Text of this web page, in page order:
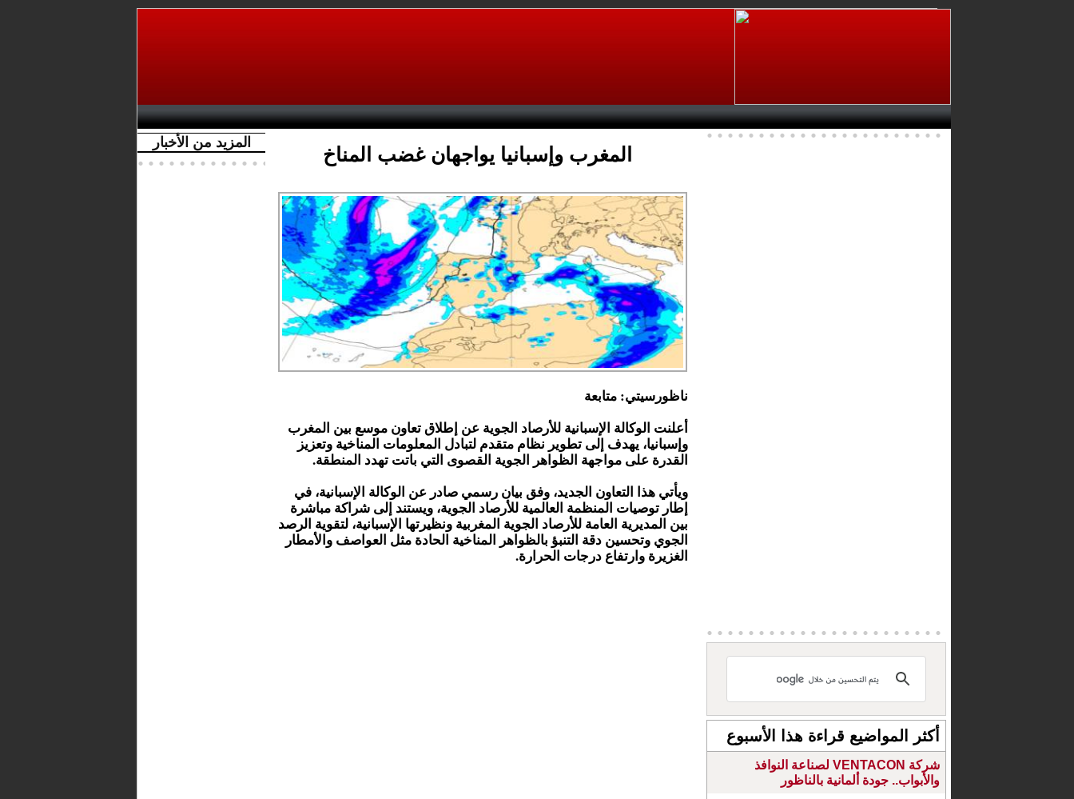
المزيد من الأخبار
المغرب وإسبانيا يواجهان غضب المناخ
ناظورسيتي: متابعة
أعلنت الوكالة الإسبانية للأرصاد الجوية عن إطلاق تعاون موسع بين المغرب
وإسبانيا، يهدف إلى تطوير نظام متقدم لتبادل المعلومات المناخية وتعزيز
القدرة على مواجهة الظواهر الجوية القصوى التي باتت تهدد المنطقة.
ويأتي هذا التعاون الجديد، وفق بيان رسمي صادر عن الوكالة الإسبانية، في
إطار توصيات المنظمة العالمية للأرصاد الجوية، ويستند إلى شراكة مباشرة
بين المديرية العامة للأرصاد الجوية المغربية ونظيرتها الإسبانية، لتقوية الرصد
الجوي وتحسين دقة التنبؤ بالظواهر المناخية الحادة مثل العواصف والأمطار
الغزيرة وارتفاع درجات الحرارة.
أكثر المواضيع قراءة هذا الأسبوع
شركة VENTACON لصناعة النوافذ
والأبواب.. جودة ألمانية بالناظور